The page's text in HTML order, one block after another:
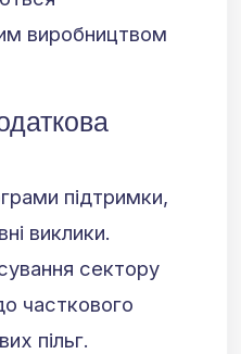
виробництвом
підтримки,
виклики.
сектору
часткового
пільг.